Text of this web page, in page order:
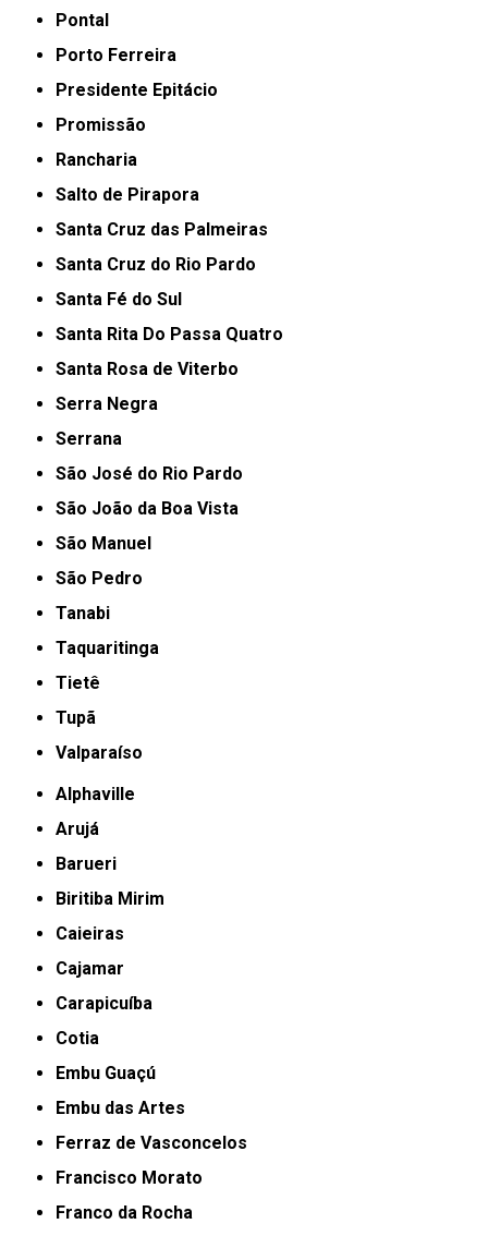
Pontal
Porto Ferreira
Presidente Epitácio
Promissão
Rancharia
Salto de Pirapora
Santa Cruz das Palmeiras
Santa Cruz do Rio Pardo
Santa Fé do Sul
Santa Rita Do Passa Quatro
Santa Rosa de Viterbo
Serra Negra
Serrana
São José do Rio Pardo
São João da Boa Vista
São Manuel
São Pedro
Tanabi
Taquaritinga
Tietê
Tupã
Valparaíso
Alphaville
Arujá
Barueri
Biritiba Mirim
Caieiras
Cajamar
Carapicuíba
Cotia
Embu Guaçú
Embu das Artes
Ferraz de Vasconcelos
Francisco Morato
Franco da Rocha